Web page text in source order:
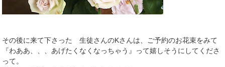
その後に来て下さった 生徒さんのKさんは、ご予約のお花束をみて
『わああ、、、あげたくなくなっちゃう』って嬉しそうにしてくださ
って。